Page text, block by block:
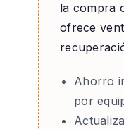
la compra
ofrece
Ahorro
por